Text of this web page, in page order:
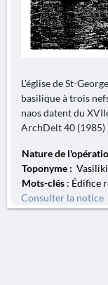
L'église de St-
basilique à trois
naos datent du
ArchDelt 40 (1985)
Nature de
Toponyme :
Mots-clés : Édifice
Consulter la notice